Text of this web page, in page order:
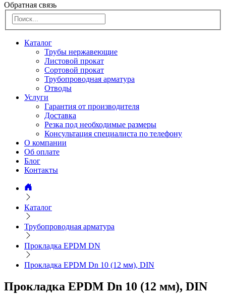
Обратная связь
Каталог
Трубы нержавеющие
Листовой прокат
Сортовой прокат
Трубопроводная арматура
Отводы
Услуги
Гарантия от производителя
Доставка
Резка под необходимые размеры
Консультация специалиста по телефону
О компании
Об оплате
Блог
Контакты
Каталог
Трубопроводная арматура
Прокладка EPDM DN
Прокладка EPDM Dn 10 (12 мм), DIN
Прокладка EPDM Dn 10 (12 мм), DIN